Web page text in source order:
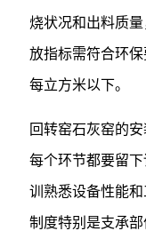
烧状况和出料质
放指标需符合环
每立方米以下。
回转窑石灰窑的
每个环节都要留
训熟悉设备性能
制度特别是支承